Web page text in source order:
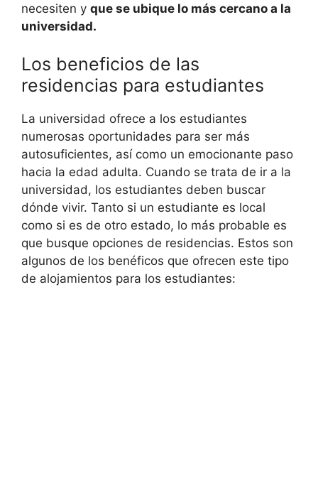
necesiten y que se ubique lo más cercano a la
universidad.
Los beneficios de las
residencias para estudiantes
La universidad ofrece a los estudiantes
numerosas oportunidades para ser más
autosuficientes, así como un emocionante paso
hacia la edad adulta. Cuando se trata de ir a la
universidad, los estudiantes deben buscar
dónde vivir. Tanto si un estudiante es local
como si es de otro estado, lo más probable es
que busque opciones de residencias. Estos son
algunos de los benéficos que ofrecen este tipo
de alojamientos para los estudiantes: